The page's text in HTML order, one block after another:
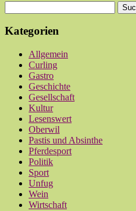
Kategorien
Allgemein
Curling
Gastro
Geschichte
Gesellschaft
Kultur
Lesenswert
Oberwil
Pastis und Absinthe
Pferdesport
Politik
Sport
Unfug
Wein
Wirtschaft